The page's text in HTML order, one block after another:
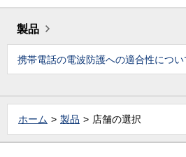
製品
携帯電話の電波防護への適合性につい
ホーム 製品 店舗の選択